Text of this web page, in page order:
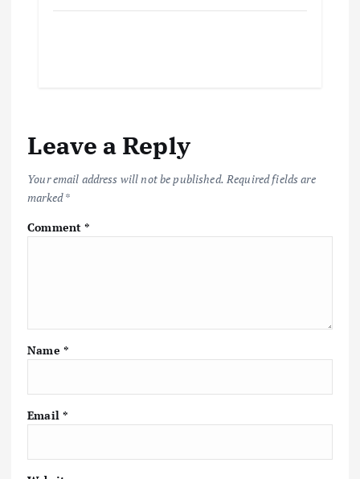
Leave a Reply
Your email address will not be published. Required fields are
marked*
Comment*
Name *
Email *